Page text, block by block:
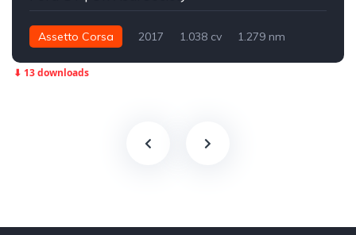
Assetto Corsa 2017 1.038 cv
1.279 nm
⬇ 13 downloads